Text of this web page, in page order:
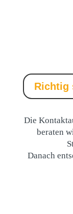
Richtig
Die
beraten
Danach